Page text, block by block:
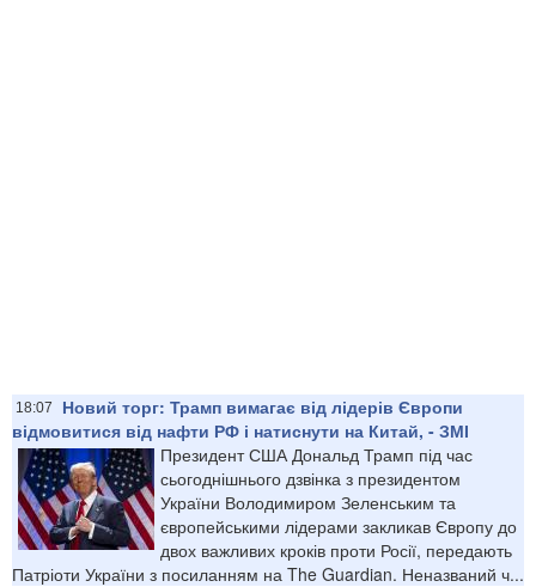
18:07
Новий торг: Трамп вимагає від лідерів Європи
відмовитися від нафти РФ і натиснути на Китай, - ЗМІ
Президент США Дональд Трамп під час
сьогоднішнього дзвінка з президентом
України Володимиром Зеленським та
європейськими лідерами закликав Європу до
двох важливих кроків проти Росії, передають
Патріоти України з посиланням на The Guardian. Неназваний ч...